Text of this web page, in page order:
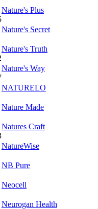
Nature's Plus
Nature's Secret
Nature's Truth
Nature's Way
NATURELO
Nature Made
Natures Craft
NatureWise
NB Pure
Neocell
Neurogan Health